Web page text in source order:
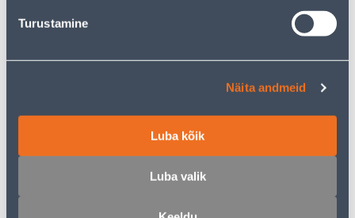
Turustamine
Näita andmeid
Luba kõik
Luba valik250 RAAMITA VALGUS